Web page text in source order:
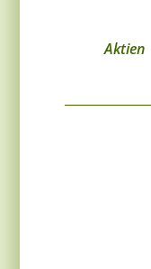
Aktien